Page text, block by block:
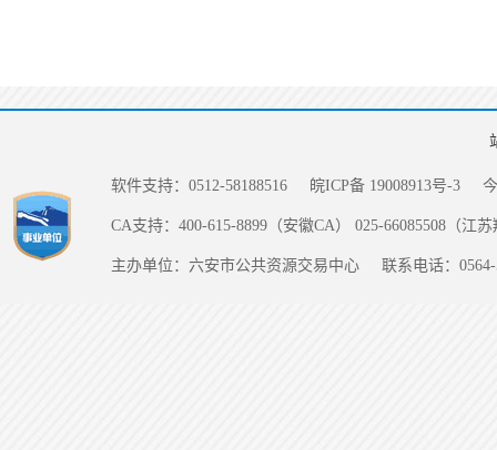
软件支持：0512-58188516 皖ICP备 19008913号-3
CA支持：400-615-8899（安徽CA） 025-66085508（江
主办单位：六安市公共资源交易中心 联系电话：0564-